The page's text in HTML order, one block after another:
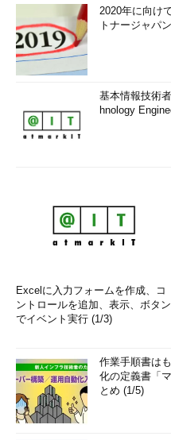
1950年生まれ。事務系のサ
ログラミングを始め、1996年
1997年に薬師寺聖とコラボレ
2003年よりフリーになり、
参加。.NETやRIAに関する書
Windows Phoneアプリ開発
プリを多数公開中。
Microsoft MVP for
Microsoft MVP for
Development（Oct 2012-
Development（Oct 2013-Sep
Microsoft MVP for
Platform Development (Oct
2020年に向け
トナージャパ
基本情報技術
hnology
Excelに入力フォームを作成、コ
ントロールを追加、表示、ボタン
でイベント実行 (1/3)
作業手順書は
化の定義書「
とめ (1/5)